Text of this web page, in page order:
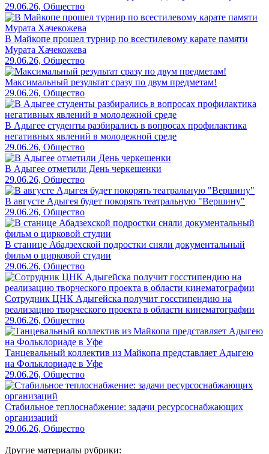
29.06.26, Общество
В Майкопе прошел турнир по всестилевому карате памяти
Мурата Хачекожева
29.06.26, Общество
Максимальный результат сразу по двум предметам!
29.06.26, Общество
В Адыгее студенты разбирались в вопросах профилактика
негативных явлений в молодежной среде
29.06.26, Общество
В Адыгее отметили День черкешенки
29.06.26, Общество
В августе Адыгея будет покорять театральную "Вершину"
29.06.26, Общество
В станице Абадзехской подростки сняли документальный
фильм о цирковой студии
29.06.26, Общество
Сотрудник ЦНК Адыгейска получит госстипендию на
реализацию творческого проекта в области кинематографии
29.06.26, Общество
Танцевальный коллектив из Майкопа представляет Адыгею
на Фольклориаде в Уфе
29.06.26, Общество
Стабильное теплоснабжение: задачи ресурсоснабжающих
организаций
29.06.26, Общество
Другие материалы рубрики: